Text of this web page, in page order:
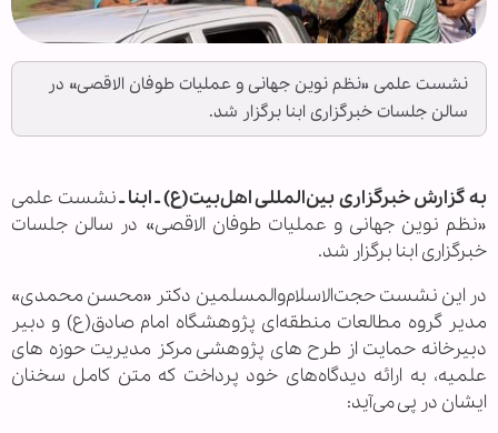
نشست علمی «نظم نوین جهانی و عملیات طوفان الاقصی» در
سالن جلسات خبرگزاری ابنا برگزار شد.
به گزارش خبرگزاری بین‌المللی اهل‌بیت(ع) ـ ابنا ـنشست علمی
«نظم نوین جهانی و عملیات طوفان الاقصی» در سالن جلسات
خبرگزاری ابنا برگزار شد.
در این نشست حجت‌الاسلام‌والمسلمین دکتر «محسن محمدی»
مدیر گروه مطالعات منطقه‌ای پژوهشگاه امام صادق(ع) و دبیر
دبیرخانه حمایت از طرح های پژوهشی مرکز مدیریت حوزه های
علمیه، به ارائه دیدگاه‌های خود پرداخت که متن کامل سخنان
ایشان در پی می‌آید: